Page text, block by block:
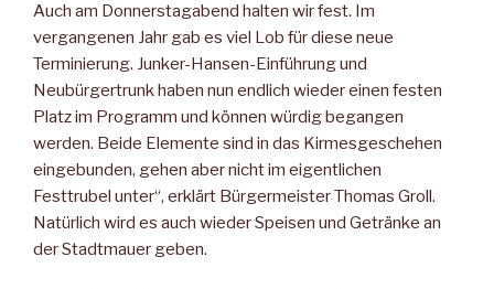
Auch am Donnerstagabend halten wir fest. Im
vergangenen Jahr gab es viel Lob für diese neue
Terminierung. Junker-Hansen-Einführung und
Neubürgertrunk haben nun endlich wieder einen festen
Platz im Programm und können würdig begangen
werden. Beide Elemente sind in das Kirmesgeschehen
eingebunden, gehen aber nicht im eigentlichen
Festtrubel unter“, erklärt Bürgermeister Thomas Groll.
Natürlich wird es auch wieder Speisen und Getränke an
der Stadtmauer geben.